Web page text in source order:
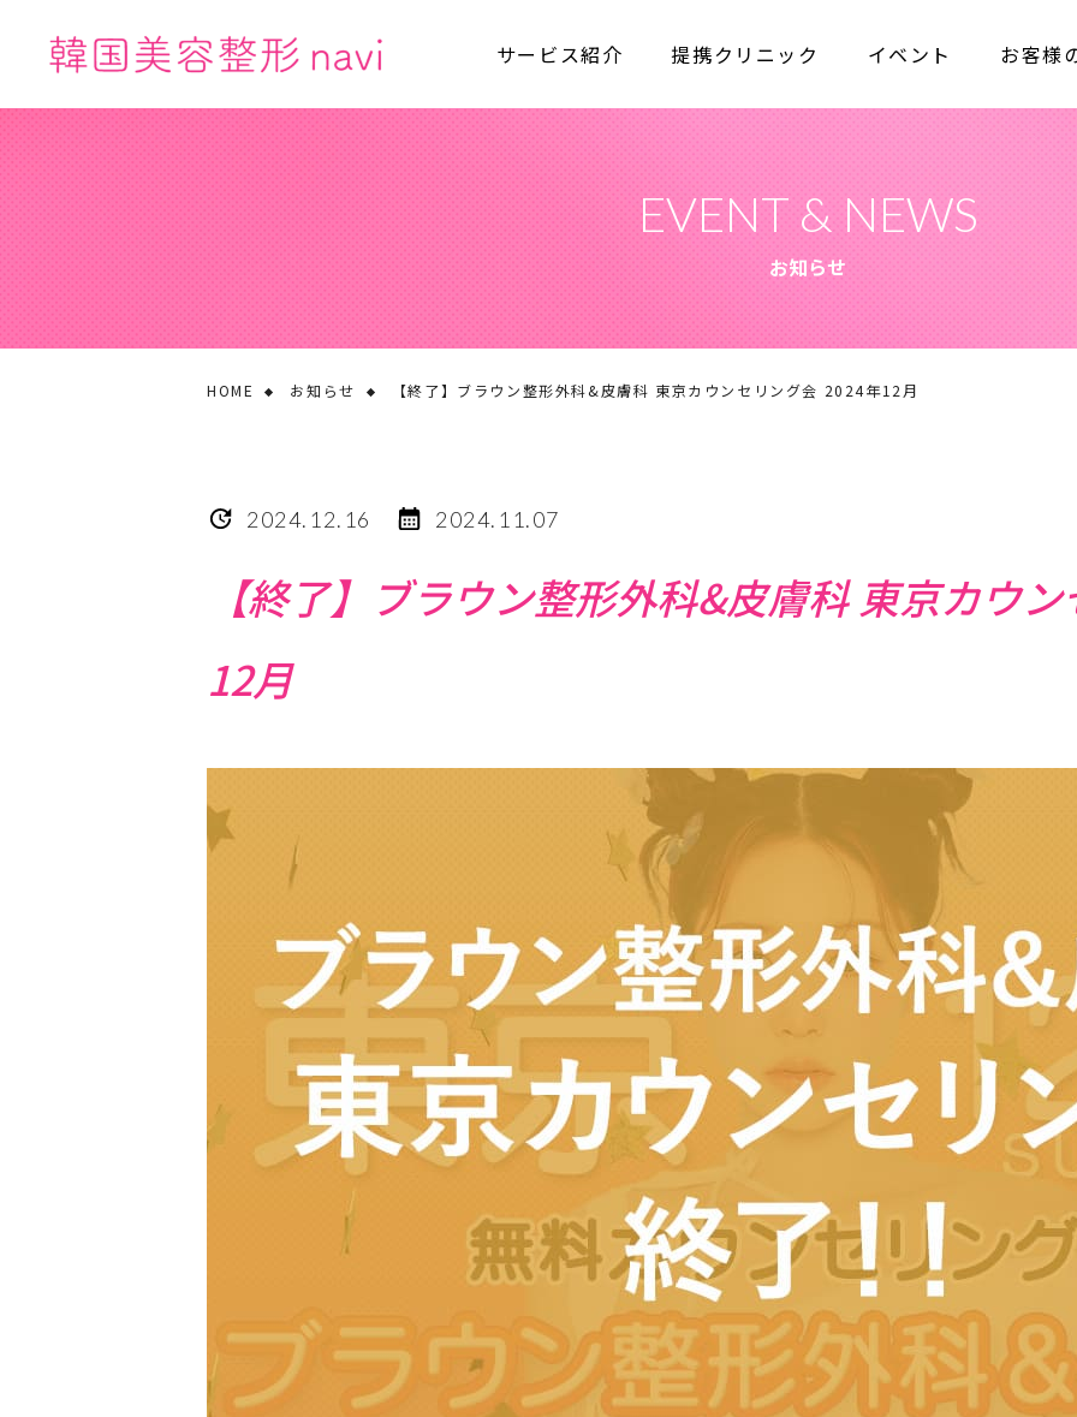
サービス紹介 提携クリニック イベント お客様
EVENT & NEWS
お知らせ
HOME お知らせ 【終了】ブラウン整形外科&皮膚科 東京カウンセリング会 2024年12月
2024.12.16 2024.11.07
【終了】ブラウン整形外科&皮膚科 東京カウ
12月